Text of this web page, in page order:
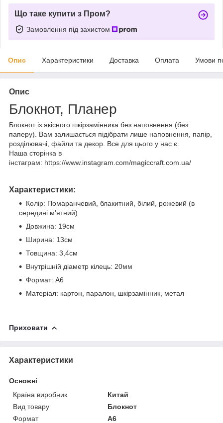
Що таке купити з Пром?
Замовлення під захистом
Опис Характеристики Доставка Оплата Умови
Опис
Блокнот, Планер
Блокнот із якісного шкірзамінника без наповнення (без
паперу). Вам залишається підібрати лише наповнення, папір,
розділювачі, файли та декор. Все для цього у нас є.
Наша сторінка в
інстаграм: https://www.instagram.com/magiccraft.com.ua/
Характеристики:
Колір: Помаранчевий, блакитний, білий, рожевий (в
середині м'ятний)
Довжина: 19см
Ширина: 13см
Товщина: 3,4см
Внутрішній діаметр кілець: 20мм
Формат: А6
Матеріал: картон, паралон, шкірзамінник, метал
Приховати
Характеристики
Основні
Країна виробник
Китай
Вид товару
Блокнот
Формат
A6